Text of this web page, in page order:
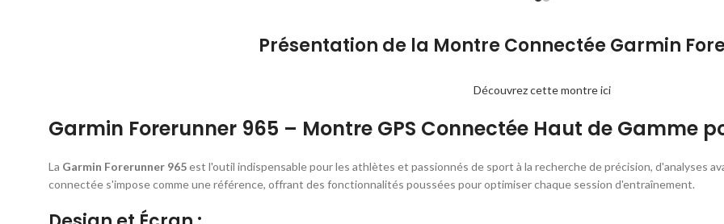
Présentation de la Montre Connectée Garmin
Découvrez cette montre ici
Garmin Forerunner 965 – Montre GPS Connectée Haut de Gamme
La Garmin Forerunner 965est l'outil indispensable pour les athlètes et passionnés de sport à la recherche de précision, d'analyses
connectée s'impose comme une référence, offrant des fonctionnalités poussées pour optimiser chaque session d'entraînement.